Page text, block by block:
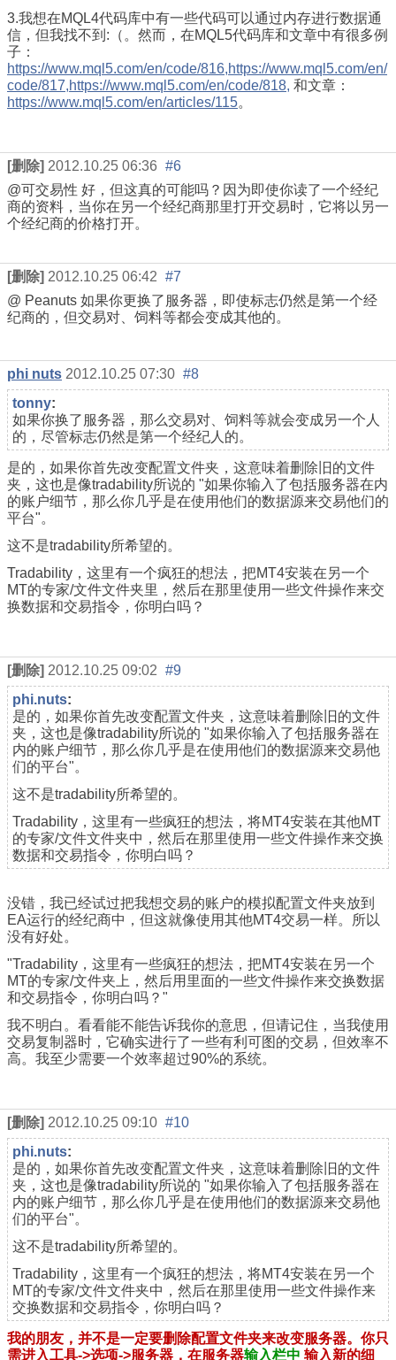
3.我想在MQL4代码库中有一些代码可以通过内存进行数据通
信，但我找不到:（。然而，在MQL5代码库和文章中有很多例
子：
https://www.mql5.com/en/code/816,https://www.mql5.com/en/
code/817,https://www.mql5.com/en/code/818, 和文章：
https://www.mql5.com/en/articles/115。
[删除] 2012.10.25 06:36 #6
@可交易性 好，但这真的可能吗？因为即使你读了一个经纪
商的资料，当你在另一个经纪商那里打开交易时，它将以另一
个经纪商的价格打开。
[删除] 2012.10.25 06:42 #7
@ Peanuts 如果你更换了服务器，即使标志仍然是第一个经
纪商的，但交易对、饲料等都会变成其他的。
phi nuts 2012.10.25 07:30 #8
tonny:
如果你换了服务器，那么交易对、饲料等就会变成另一个人
的，尽管标志仍然是第一个经纪人的。
是的，如果你首先改变配置文件夹，这意味着删除旧的文件
夹，这也是像tradability所说的 "如果你输入了包括服务器在内
的账户细节，那么你几乎是在使用他们的数据源来交易他们的
平台"。
这不是tradability所希望的。
Tradability，这里有一个疯狂的想法，把MT4安装在另一个
MT的专家/文件文件夹里，然后在那里使用一些文件操作来交
换数据和交易指令，你明白吗？
[删除] 2012.10.25 09:02 #9
phi.nuts:
是的，如果你首先改变配置文件夹，这意味着删除旧的文件
夹，这也是像tradability所说的 "如果你输入了包括服务器在
内的账户细节，那么你几乎是在使用他们的数据源来交易他
们的平台"。
这不是tradability所希望的。
Tradability，这里有一些疯狂的想法，将MT4安装在其他MT
的专家/文件文件夹中，然后在那里使用一些文件操作来交换
数据和交易指令，你明白吗？
没错，我已经试过把我想交易的账户的模拟配置文件夹放到
EA运行的经纪商中，但这就像使用其他MT4交易一样。所以
没有好处。
"Tradability，这里有一些疯狂的想法，把MT4安装在另一个
MT的专家/文件夹上，然后用里面的一些文件操作来交换数据
和交易指令，你明白吗？"
我不明白。看看能不能告诉我你的意思，但请记住，当我使用
交易复制器时，它确实进行了一些有利可图的交易，但效率不
高。我至少需要一个效率超过90%的系统。
[删除] 2012.10.25 09:10 #10
phi.nuts:
是的，如果你首先改变配置文件夹，这意味着删除旧的文件
夹，这也是像tradability所说的 "如果你输入了包括服务器在
内的账户细节，那么你几乎是在使用他们的数据源来交易他
们的平台"。
这不是tradability所希望的。
Tradability，这里有一个疯狂的想法，将MT4安装在另一个
MT的专家/文件文件夹中，然后在那里使用一些文件操作来
交换数据和交易指令，你明白吗？
我的朋友，并不是一定要删除配置文件夹来改变服务器。你只
需进入工具->选项->服务器，在服务器输入栏中 输入新的细